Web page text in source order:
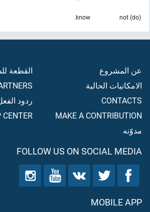
(do) not
know.
عن المشروع
الامكانيات الحالية
CONTACTS
MAKE A CONTRIBUTION
مدوّنه
القطعة
ردود
CENTER
FOLLOW US ON SOCIAL MEDIA
MOBILE APP